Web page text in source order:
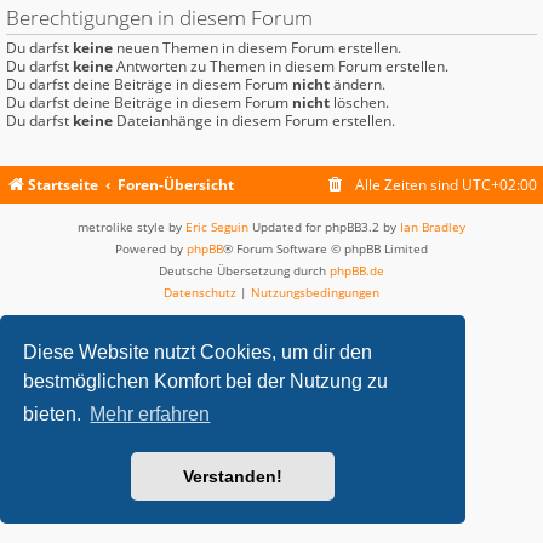
Diese Website nutzt Cookies, um dir den
bestmöglichen Komfort bei der Nutzung zu
bieten. Mehr erfahren
Verstanden!
Berechtigungen in diesem Forum
Du darfst keine neuen Themen in diesem Forum erstellen.
Du darfst keineAntworten zu Themen in diesem Forum erstellen.
Du darfst deine Beiträge in diesem Forum nichtändern.
Du darfst deine Beiträge in diesem Forum nicht löschen.
Du darfst keine Dateianhänge in diesem Forum erstellen.
Startseite Foren-Übersicht Alle Zeiten sind UTC+02:00
metrolike style by Eric Seguin Updated for phpBB3.2 by Ian Bradley
Powered by phpBB® Forum Software © phpBB Limited
Deutsche Übersetzung durch phpBB.de
Datenschutz | Nutzungsbedingungen